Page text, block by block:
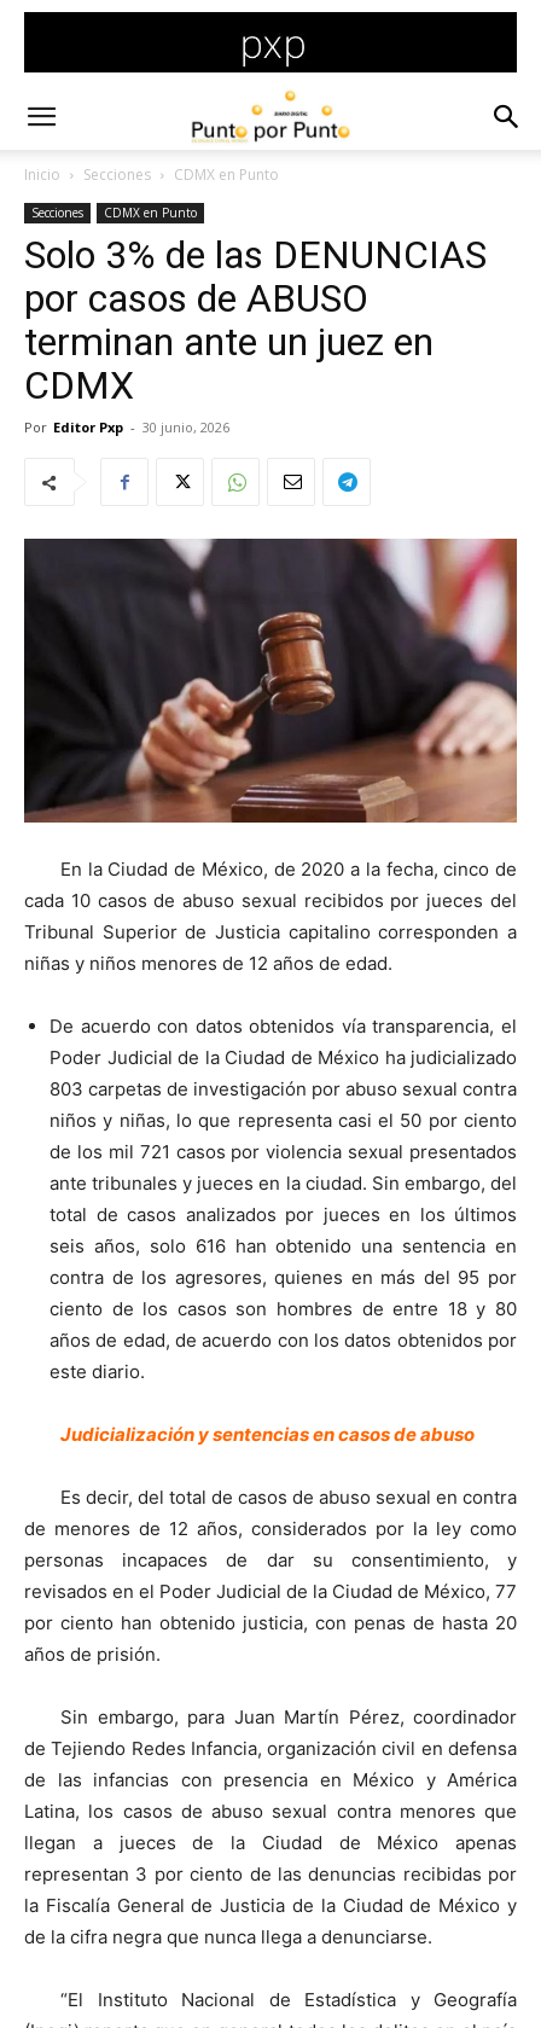
Inicio Secciones CDMX en Punto
Secciones CDMX en Punto
Solo 3% de las DENUNCIAS
por casos de ABUSO
terminan ante un juez en
CDMX
Por Editor Pxp - 30 junio, 2026
En la Ciudad de México, de 2020 a la fecha, cinco de
cada 10 casos de abuso sexual recibidos por jueces del
Tribunal Superior de Justicia capitalino corresponden a
niñas y niños menores de 12 años de edad.
De acuerdo con datos obtenidos vía transparencia, el
Poder Judicial de la Ciudad de México ha judicializado
803 carpetas de investigación por abuso sexual contra
niños y niñas, lo que representa casi el 50 por ciento
de los mil 721 casos por violencia sexual presentados
ante tribunales y jueces en la ciudad. Sin embargo, del
total de casos analizados por jueces en los últimos
seis años, solo 616 han obtenido una sentencia en
contra de los agresores, quienes en más del 95 por
ciento de los casos son hombres de entre 18 y 80
años de edad, de acuerdo con los datos obtenidos por
este diario.
Judicialización y sentencias en casos de abuso
Es decir, del total de casos de abuso sexual en contra
de menores de 12 años, considerados por la ley como
personas incapaces de dar su consentimiento, y
revisados en el Poder Judicial de la Ciudad de México, 77
por ciento han obtenido justicia, con penas de hasta 20
años de prisión.
Sin embargo, para Juan Martín Pérez, coordinador
de Tejiendo Redes Infancia, organización civil en defensa
de las infancias con presencia en México y América
Latina, los casos de abuso sexual contra menores que
llegan a jueces de la Ciudad de México apenas
representan 3 por ciento de las denuncias recibidas por
la Fiscalía General de Justicia de la Ciudad de México y
de la cifra negra que nunca llega a denunciarse.
“El Instituto Nacional de Estadística y Geografía